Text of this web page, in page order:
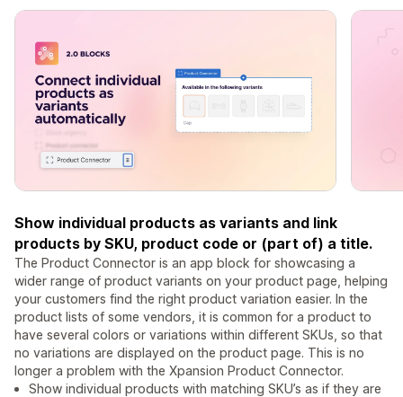
Show individual products as variants and link
products by SKU, product code or (part of) a title.
The Product Connector is an app block for showcasing a
wider range of product variants on your product page, helping
your customers find the right product variation easier. In the
product lists of some vendors, it is common for a product to
have several colors or variations within different SKUs, so that
no variations are displayed on the product page. This is no
longer a problem with the Xpansion Product Connector.
Show individual products with matching SKU’s as if they are